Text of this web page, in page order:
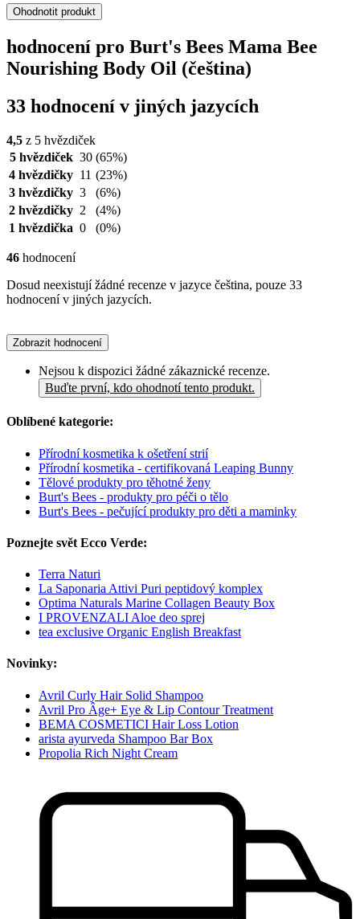
Ohodnotit produkt
hodnocení pro Burt's Bees Mama Bee
Nourishing Body Oil (čeština)
33 hodnocení v jiných jazycích
4,5 z 5 hvězdiček
5 hvězdiček 30 (65%)
4 hvězdičky 11 (23%)
3 hvězdičky 3
(6%)
2 hvězdičky 2
(4%)
1 hvězdička 0 (0%)
46 hodnocení
Dosud neexistují žádné recenze v jazyce čeština, pouze 33
hodnocení v jiných jazycích.
Zobrazit hodnocení
Nejsou k dispozici žádné zákaznické recenze.
Buďte první, kdo ohodnotí tento produkt.
Oblíbené kategorie:
Přírodní kosmetika k ošetření strií
Přírodní kosmetika - certifikovaná Leaping Bunny
Tělové produkty pro těhotné ženy
Burt's Bees - produkty pro péči o tělo
Burt's Bees - pečující produkty pro děti a maminky
Poznejte svět Ecco Verde:
Terra Naturi
La Saponaria Attivi Puri peptidový komplex
Optima Naturals Marine Collagen Beauty Box
I PROVENZALI Aloe deo sprej
tea exclusive Organic English Breakfast
Novinky:
Avril Curly Hair Solid Shampoo
Avril Pro Âge+ Eye & Lip Contour Treatment
BEMA COSMETICI Hair Loss Lotion
arista ayurveda Shampoo Bar Box
Propolia Rich Night Cream